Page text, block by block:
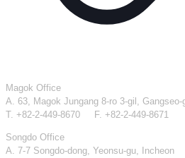
Magok Office
A. 63, Magok Jungang 8-ro 3-gil, Gangseo-
T. +82-2-449-8670 F. +82-2-449-8671
Songdo Office
A. 7-7 Songdo-dong, Yeonsu-gu, Incheon